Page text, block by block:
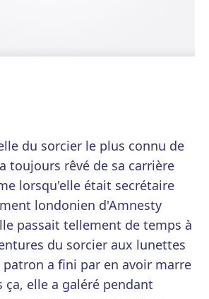
du sorcier le plus connu de
toujours rêvé de sa carrière
lorsqu'elle était secrétaire
londonien d'Amnesty
passait tellement de temps à
du sorcier aux lunettes
patron a fini par en avoir marre
ça, elle a galéré pendant